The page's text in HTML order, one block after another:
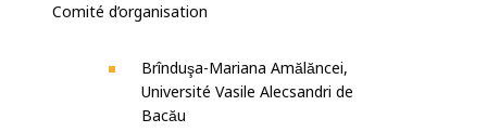
Comité d’organisation
Brînduşa-Mariana Amălăncei,
Université Vasile Alecsandri de
Bacău